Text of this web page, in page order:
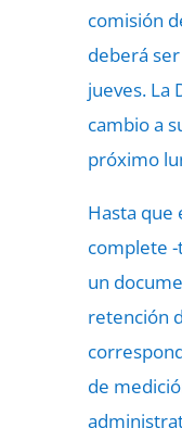
comisión
deberá
jueves. La
cambio a
próximo
Hasta que
complete
un
retención
de